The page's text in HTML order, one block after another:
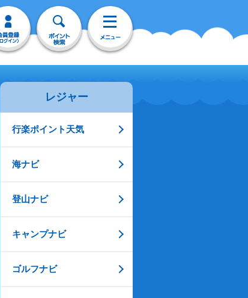
レジャー
行楽ポイント天気
海ナビ
登山ナビ
キャンプナビ
ゴルフナビ